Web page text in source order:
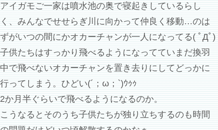
アイガモご一家は噴水池の奥で寝起きしているらし
く、みんなでせせらぎ川に向かって仲良く移動…のは
ずがいつの間にかオカーチャンが一人になってる( ﾟДﾟ)
子供たちはすっかり飛べるようになってていまだ換羽
中で飛べないオカーチャンを置き去りにしてどっかに
行ってしまう。ひどい(´；ω；`)ｳｩｩ
2か月半ぐらいで飛べるようになるのか。
こうなるとそのうち子供たちが独り立ちするのも時間